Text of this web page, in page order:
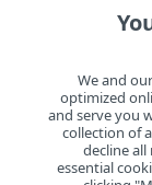
ESET
We and
optimized
and serve you
collection of
decline all
essential